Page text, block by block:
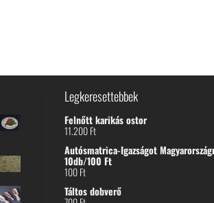
Legkeresettebbek
Felnőtt karikás ostor
11.200Ft
Autósmatrica-Igazságot
10db/100 Ft
100Ft
Táltos dobverő